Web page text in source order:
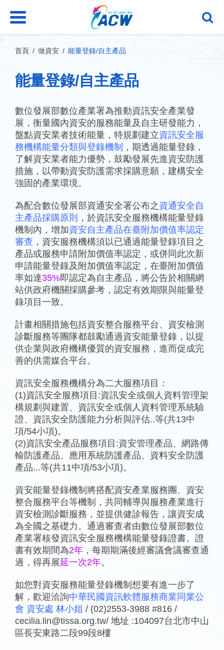
要
首頁 做資安 能量登錄/自主產品
能量登錄/自主產品
數位發展部數位產業署為推動資訊安全產業發
展，衡量國內資安的服務能量及自主研發能力，
盤點資安業者技術能量，特規劃建立資訊安全服
務機構能量分類與登錄機制
，期透過能量登錄，
了解資安業者能力優勢，鼓勵發展先進資安防護
措施，以帶動資安防護需求採購意願，建構安全
強固的產業環境。
為配合數位發展部資通安全署公布之 資通安全自
主產品採購原則
，於資訊安全服務機構能量登錄
機制內，增加資安自主產品在臺附加價值率認定
審查 ，資安服務機構須以已通過能量登錄項目之
產品或服務申請附加價值率認定，或併同此次新
申請能量登錄及附加價值率認定，在臺附加價值
率如達35%即認定為自主產品，將公告於相關網
站供政府機關採購參考，認定有效期限與能量登
錄項目一致。
計畫相關措施包括資安整合服務平台、資安檢測
診斷服務等團隊都鼓勵通過資安能量登錄，以提
供企業與政府機構優質的資安服務，進而促成完
善的供需媒合平台。
資訊安全服務機構分為二大服務項目：
(1)資訊安全服務項目:資訊安全或個人資料管理架
構規劃與建置、資訊安全或個人資料管理系統驗
證、資訊安全防護能力分析與評估..等(共13中
項/54小項)。
(2)資訊安全產品服務項目:資安管理產品、網路傳
輸防護產品、應用系統防護產品、資料安全防護
產品...等(共11中項/53小項)。
資安能量登錄機制將搭配資安產業服務團、資安
整合服務平台等機制，共同輔導與服務產業進行
資安檢測診斷服務，並提供健診報告，讓資安成
為全國之基礎力。通過審查者由數位發展部數位
產業署核發資訊安全服務機構能量發錄證書。證
書有效期間為2年 ，每期期滿後經審議會議審查通
過，得再展延一次2年。
如您對資安服務能量登錄機制想要有進一步了
解，歡迎洽詢中華民國資訊軟體服務商業同業公
會 資安處 林小姐 / (02)2553-3988 #816 /
cecilia.lin@tissa.org.tw/ 地址 :104097台北市中山
區長安東路二段99段8樓